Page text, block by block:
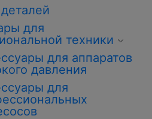
для
техники
для аппаратов
давления
для